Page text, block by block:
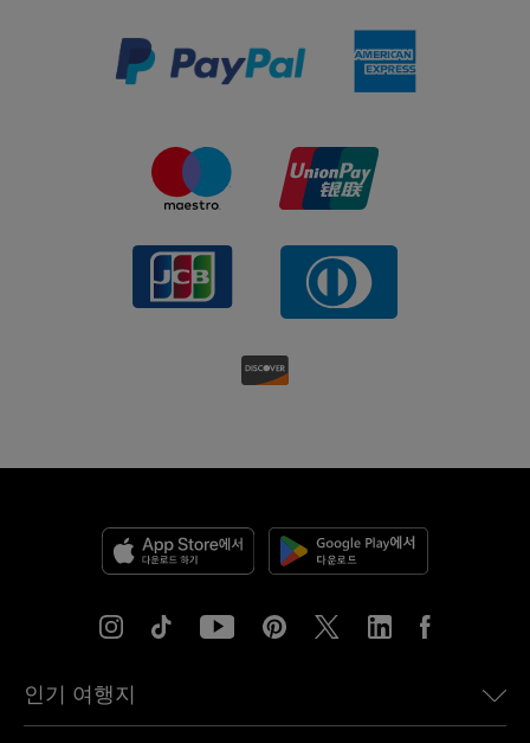
인기 여행지